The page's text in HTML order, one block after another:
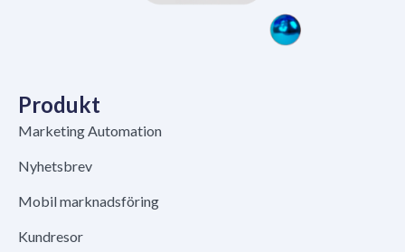
Produkt
Marketing Automation
Nyhetsbrev
Mobil marknadsföring
Kundresor